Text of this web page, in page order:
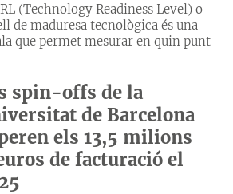
(Technology Readiness Level) o
de maduresa tecnològica és una
que permet mesurar en quin punt
spin-offs de la
de Barcelona
els 13,5 milions
de facturació el